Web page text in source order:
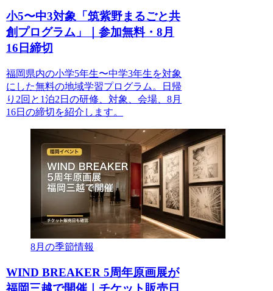
小5〜中3対象「筑紫野まるごと共
創プログラム」｜参加無料・8月
16日締切
福岡県内の小学5年生〜中学3年生を対象
にした無料の地域学習プログラム。日帰
り2回と1泊2日の研修、対象、会場、8月
16日の締切を紹介します。
8月の季節情報
WIND BREAKER 5周年原画展が